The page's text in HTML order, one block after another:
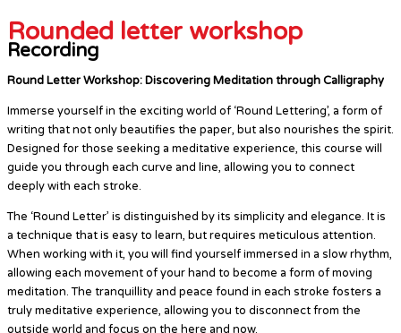
Rounded letter workshop
Recording
Round Letter Workshop: Discovering Meditation through Calligraphy
Immerse yourself in the exciting world of ‘Round Lettering’, a form of
writing that not only beautifies the paper, but also nourishes the spirit.
Designed for those seeking a meditative experience, this course will
guide you through each curve and line, allowing you to connect
deeply with each stroke.
The ‘Round Letter’ is distinguished by its simplicity and elegance. It is
a technique that is easy to learn, but requires meticulous attention.
When working with it, you will find yourself immersed in a slow rhythm,
allowing each movement of your hand to become a form of moving
meditation. The tranquillity and peace found in each stroke fosters a
truly meditative experience, allowing you to disconnect from the
outside world and focus on the here and now.